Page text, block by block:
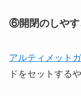
⑥開閉のしやす
アルティメット
ドをセットする